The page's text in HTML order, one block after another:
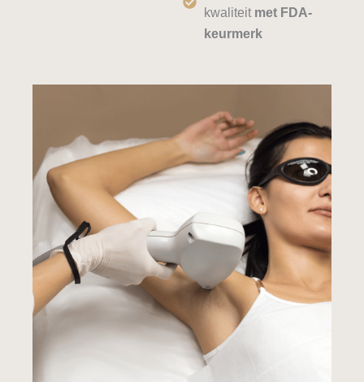
kwaliteit met FDA-
keurmerk